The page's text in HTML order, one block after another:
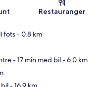
Restauranger
fots- 0.8 km
- 17 min med bil- 6.0 km